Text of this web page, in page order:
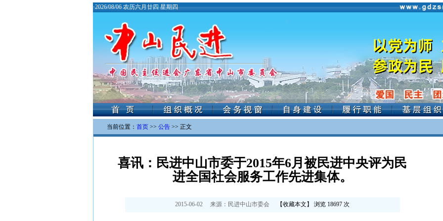
·2026/08/06 农历六月廿四 星期四
当前位置： 首页 >> 公告 >> 正文
喜讯：民进中山市委于2015年6月被民进中央评为民
进全国社会服务工作先进集体。
2015-06-02 来源： 民进中山市委会 【收藏本文 】 浏览 18697 次